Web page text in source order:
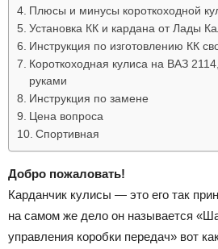
Плюсы и минусы короткоходной
Установка КК и кардана от Лады
Инструкция по изготовлению КК
Короткоходная кулиса на ВАЗ
руками
Инструкция по замене
Цена вопроса
Спортивная
Добро пожаловать!
Карданчик кулисы — это его так
на самом же дело он называется
управления коробки передач» вот